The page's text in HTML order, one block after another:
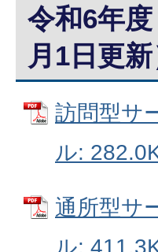
令和6年
月1日更新
訪問型サ
ル:
通所型サ
ル: